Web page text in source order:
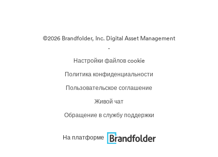
©2026 Brandfolder, Inc. Digital Asset Management
·
Настройки файлов cookie
Политика конфиденциальности
Пользовательское соглашение
Живой чат
Обращение в службу поддержки
На платформе